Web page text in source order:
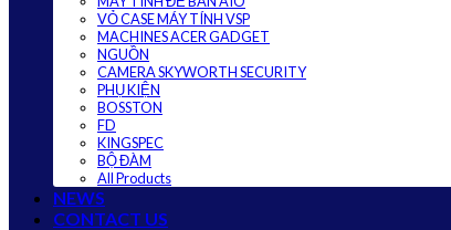
VỎ CASE MÁY TÍNH VSP
MACHINES ACER GADGET
NGUỒN
CAMERA SKYWORTH SECURITY
PHỤ KIỆN
BOSSTON
FD
KINGSPEC
BỘ ĐÀM
All Products
NEWS
CONTACT US